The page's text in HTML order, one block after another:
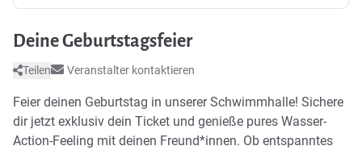
Deine Geburtstagsfeier
Teilen Veranstalter kontaktieren
Feier deinen Geburtstag in unserer Schwimmhalle! Sichere
dir jetzt exklusiv dein Ticket und genieße pures Wasser-
Action-Feeling mit deinen Freund*innen. Ob entspanntes